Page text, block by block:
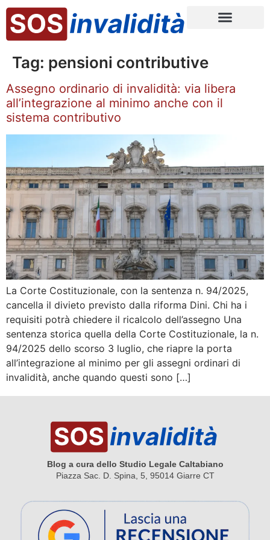
Tag: pensioni contributive
Assegno ordinario di invalidità: via libera
all’integrazione al minimo anche con il
sistema contributivo
La Corte Costituzionale, con la sentenza n. 94/2025,
cancella il divieto previsto dalla riforma Dini. Chi ha i
requisiti potrà chiedere il ricalcolo dell’assegno Una
sentenza storica quella della Corte Costituzionale, la n.
94/2025 dello scorso 3 luglio, che riapre la porta
all’integrazione al minimo per gli assegni ordinari di
invalidità, anche quando questi sono […]
Blog a cura dello Studio Legale Caltabiano
Piazza Sac. D. Spina, 5, 95014 Giarre CT